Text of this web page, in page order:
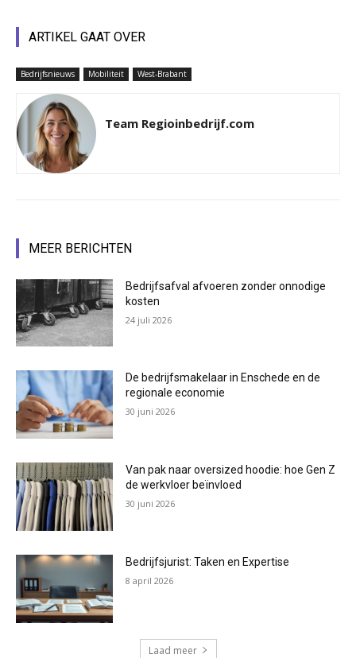
ARTIKEL GAAT OVER
Bedrijfsnieuws Mobiliteit West-Brabant
Team Regioinbedrijf.com
MEER BERICHTEN
Bedrijfsafval afvoeren zonder onnodige
kosten
24 juli 2026
De bedrijfsmakelaar in Enschede en de
regionale economie
30 juni 2026
Van pak naar oversized hoodie: hoe Gen Z
de werkvloer beïnvloed
30 juni 2026
Bedrijfsjurist: Taken en Expertise
8 april 2026
Laad meer